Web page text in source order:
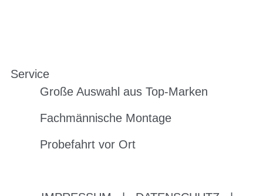
Service
Große Auswahl aus Top-Marken
Fachmännische Montage
Probefahrt vor Ort